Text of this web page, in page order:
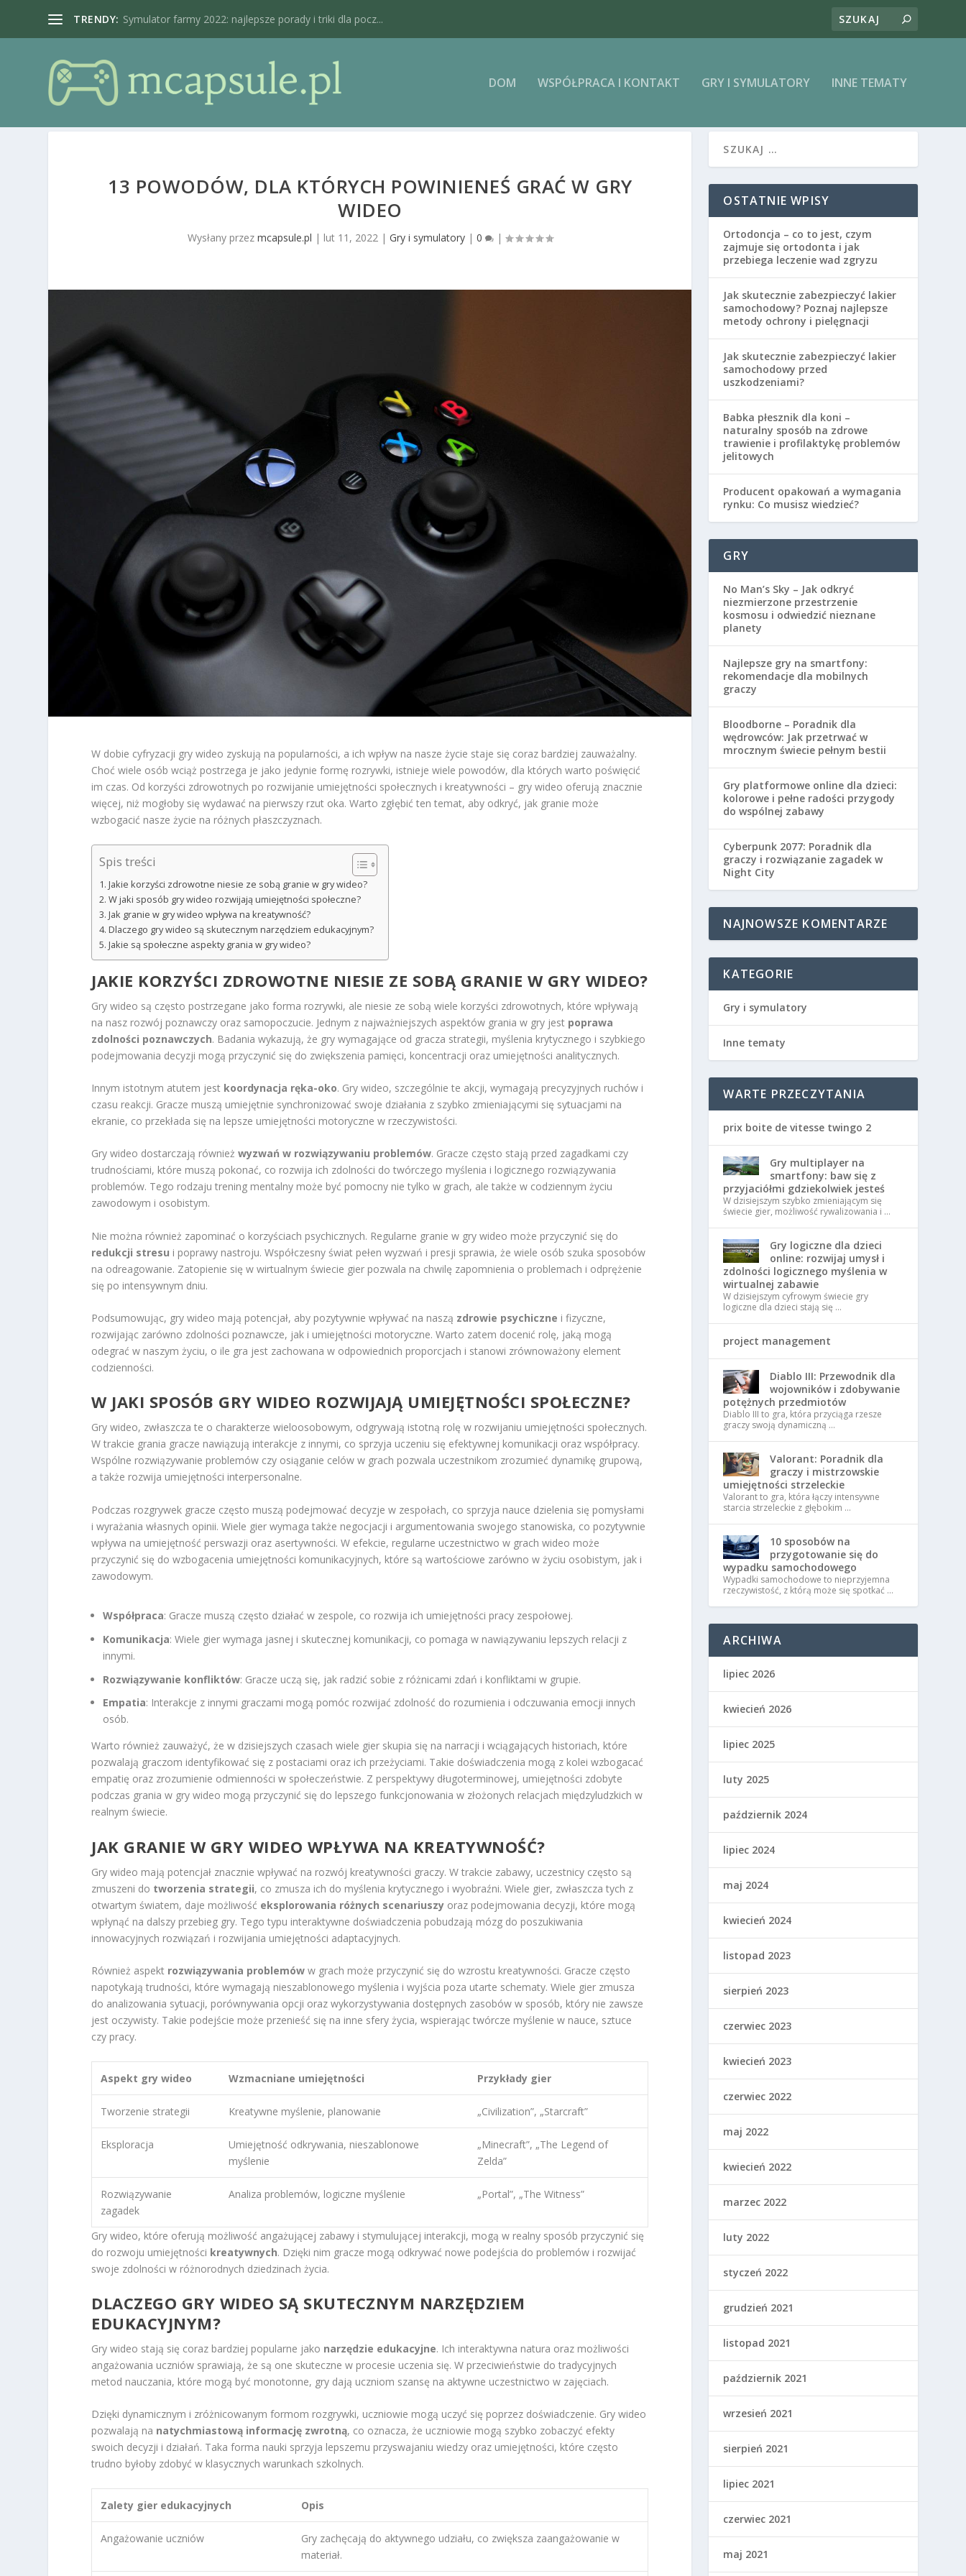
TRENDY: Symulator farmy 2022: najlepsze porady i triki dla pocz...
DOM WSPÓŁPRACA I KONTAKT GRY I SYMULATORY INNE TEMATY
13 POWODÓW, DLA KTÓRYCH POWINIENEŚ GRAĆ W GRY
WIDEO
Wysłany przez mcapsule.pl | lut 11, 2022 | Gry i symulatory| 0 |
W dobie cyfryzacji gry wideo zyskują na popularności, a ich wpływ na nasze życie staje się coraz bardziej zauważalny.
Choć wiele osób wciąż postrzega je jako jedynie formę rozrywki, istnieje wiele powodów, dla których warto poświęcić
im czas. Od korzyści zdrowotnych po rozwijanie umiejętności społecznych i kreatywności – gry wideo oferują znacznie
więcej, niż mogłoby się wydawać na pierwszy rzut oka. Warto zgłębić ten temat, aby odkryć, jak granie może
wzbogacić nasze życie na różnych płaszczyznach.
Spis treści
Jakie korzyści zdrowotne niesie ze sobą granie w gry wideo?
W jaki sposób gry wideo rozwijają umiejętności społeczne?
Jak granie w gry wideo wpływa na kreatywność?
Dlaczego gry wideo są skutecznym narzędziem edukacyjnym?
Jakie są społeczne aspekty grania w gry wideo?
JAKIE KORZYŚCI ZDROWOTNE NIESIE ZE SOBĄ GRANIE W GRY WIDEO?
Gry wideo są często postrzegane jako forma rozrywki, ale niesie ze sobą wiele korzyści zdrowotnych, które wpływają
na nasz rozwój poznawczy oraz samopoczucie. Jednym z najważniejszych aspektów grania w gry jest poprawa
zdolności poznawczych. Badania wykazują, że gry wymagające od gracza strategii, myślenia krytycznego i szybkiego
podejmowania decyzji mogą przyczynić się do zwiększenia pamięci, koncentracji oraz umiejętności analitycznych.
Innym istotnym atutem jest koordynacja ręka-oko. Gry wideo, szczególnie te akcji, wymagają precyzyjnych ruchów i
czasu reakcji. Gracze muszą umiejętnie synchronizować swoje działania z szybko zmieniającymi się sytuacjami na
ekranie, co przekłada się na lepsze umiejętności motoryczne w rzeczywistości.
Gry wideo dostarczają równieżwyzwań w rozwiązywaniu problemów. Gracze często stają przed zagadkami czy
trudnościami, które muszą pokonać, co rozwija ich zdolności do twórczego myślenia i logicznego rozwiązywania
problemów. Tego rodzaju trening mentalny może być pomocny nie tylko w grach, ale także w codziennym życiu
zawodowym i osobistym.
Nie można również zapominać o korzyściach psychicznych. Regularne granie w gry wideo może przyczynić się do
redukcji stresu i poprawy nastroju. Współczesny świat pełen wyzwań i presji sprawia, że wiele osób szuka sposobów
na odreagowanie. Zatopienie się w wirtualnym świecie gier pozwala na chwilę zapomnienia o problemach i odprężenie
się po intensywnym dniu.
Podsumowując, gry wideo mają potencjał, aby pozytywnie wpływać na naszą zdrowie psychiczne i fizyczne,
rozwijając zarówno zdolności poznawcze, jak i umiejętności motoryczne. Warto zatem docenić rolę, jaką mogą
odegrać w naszym życiu, o ile gra jest zachowana w odpowiednich proporcjach i stanowi zrównoważony element
codzienności.
W JAKI SPOSÓB GRY WIDEO ROZWIJAJĄ UMIEJĘTNOŚCI SPOŁECZNE?
Gry wideo, zwłaszcza te o charakterze wieloosobowym, odgrywają istotną rolę w rozwijaniu umiejętności społecznych.
W trakcie grania gracze nawiązują interakcje z innymi, co sprzyja uczeniu się efektywnej komunikacji oraz współpracy.
Wspólne rozwiązywanie problemów czy osiąganie celów w grach pozwala uczestnikom zrozumieć dynamikę grupową,
a także rozwija umiejętności interpersonalne.
Podczas rozgrywek gracze często muszą podejmować decyzje w zespołach, co sprzyja nauce dzielenia się pomysłami
i wyrażania własnych opinii. Wiele gier wymaga także negocjacji i argumentowania swojego stanowiska, co pozytywnie
wpływa na umiejętność perswazji oraz asertywności. W efekcie, regularne uczestnictwo w grach wideo może
przyczynić się do wzbogacenia umiejętności komunikacyjnych, które są wartościowe zarówno w życiu osobistym, jak i
zawodowym.
Współpraca: Gracze muszą często działać w zespole, co rozwija ich umiejętności pracy zespołowej.
Komunikacja: Wiele gier wymaga jasnej i skutecznej komunikacji, co pomaga w nawiązywaniu lepszych relacji z
innymi.
Rozwiązywanie konfliktów: Gracze uczą się, jak radzić sobie z różnicami zdań i konfliktami w grupie.
Empatia: Interakcje z innymi graczami mogą pomóc rozwijać zdolność do rozumienia i odczuwania emocji innych
osób.
Warto również zauważyć, że w dzisiejszych czasach wiele gier skupia się na narracji i wciągających historiach, które
pozwalają graczom identyfikować się z postaciami oraz ich przeżyciami. Takie doświadczenia mogą z kolei wzbogacać
empatię oraz zrozumienie odmienności w społeczeństwie. Z perspektywy długoterminowej, umiejętności zdobyte
podczas grania w gry wideo mogą przyczynić się do lepszego funkcjonowania w złożonych relacjach międzyludzkich w
realnym świecie.
JAK GRANIE W GRY WIDEO WPŁYWA NA KREATYWNOŚĆ?
Gry wideo mają potencjał znacznie wpływać na rozwój kreatywności graczy. W trakcie zabawy, uczestnicy często są
zmuszeni do tworzenia strategii, co zmusza ich do myślenia krytycznego i wyobraźni. Wiele gier, zwłaszcza tych z
otwartym światem, daje możliwość eksplorowania różnych scenariuszy oraz podejmowania decyzji, które mogą
wpłynąć na dalszy przebieg gry. Tego typu interaktywne doświadczenia pobudzają mózg do poszukiwania
innowacyjnych rozwiązań i rozwijania umiejętności adaptacyjnych.
Również aspekt rozwiązywania problemów w grach może przyczynić się do wzrostu kreatywności. Gracze często
napotykają trudności, które wymagają nieszablonowego myślenia i wyjścia poza utarte schematy. Wiele gier zmusza
do analizowania sytuacji, porównywania opcji oraz wykorzystywania dostępnych zasobów w sposób, który nie zawsze
jest oczywisty. Takie podejście może przenieść się na inne sfery życia, wspierając twórcze myślenie w nauce, sztuce
czy pracy.
Aspekt gry wideo Wzmacniane umiejętności Przykłady gier
Tworzenie strategii Kreatywne myślenie, planowanie „Civilization”, „Starcraft”
Eksploracja
Umiejętność odkrywania, nieszablonowe
myślenie
„Minecraft”, „The Legend of
Zelda”
Rozwiązywanie
zagadek
Analiza problemów, logiczne myślenie „Portal”, „The Witness”
Gry wideo, które oferują możliwość angażującej zabawy i stymulującej interakcji, mogą w realny sposób przyczynić się
do rozwoju umiejętności kreatywnych. Dzięki nim gracze mogą odkrywać nowe podejścia do problemów i rozwijać
swoje zdolności w różnorodnych dziedzinach życia.
DLACZEGO GRY WIDEO SĄ SKUTECZNYM NARZĘDZIEM
EDUKACYJNYM?
Gry wideo stają się coraz bardziej popularne jako narzędzie edukacyjne. Ich interaktywna natura oraz możliwości
angażowania uczniów sprawiają, że są one skuteczne w procesie uczenia się. W przeciwieństwie do tradycyjnych
metod nauczania, które mogą być monotonne, gry dają uczniom szansę na aktywne uczestnictwo w zajęciach.
Dzięki dynamicznym i zróżnicowanym formom rozgrywki, uczniowie mogą uczyć się poprzez doświadczenie. Gry wideo
pozwalają na natychmiastową informację zwrotną, co oznacza, że uczniowie mogą szybko zobaczyć efekty
swoich decyzji i działań. Taka forma nauki sprzyja lepszemu przyswajaniu wiedzy oraz umiejętności, które często
trudno byłoby zdobyć w klasycznych warunkach szkolnych.
Zalety gier edukacyjnych Opis
Angażowanie uczniów
Gry zachęcają do aktywnego udziału, co zwiększa zaangażowanie w
materiał.
OSTATNIE WPISY
Ortodoncja – co to jest, czym
zajmuje się ortodonta i jak
przebiega leczenie wad zgryzu
Jak skutecznie zabezpieczyć lakier
samochodowy? Poznaj najlepsze
metody ochrony i pielęgnacji
Jak skutecznie zabezpieczyć lakier
samochodowy przed
uszkodzeniami?
Babka płesznik dla koni –
naturalny sposób na zdrowe
trawienie i profilaktykę problemów
jelitowych
Producent opakowań a wymagania
rynku: Co musisz wiedzieć?
GRY
No Man’s Sky – Jak odkryć
niezmierzone przestrzenie
kosmosu i odwiedzić nieznane
planety
Najlepsze gry na smartfony:
rekomendacje dla mobilnych
graczy
Bloodborne – Poradnik dla
wędrowców: Jak przetrwać w
mrocznym świecie pełnym bestii
Gry platformowe online dla dzieci:
kolorowe i pełne radości przygody
do wspólnej zabawy
Cyberpunk 2077: Poradnik dla
graczy i rozwiązanie zagadek w
Night City
NAJNOWSZE KOMENTARZE
KATEGORIE
Gry i symulatory
Inne tematy
WARTE PRZECZYTANIA
prix boite de vitesse twingo 2
Gry multiplayer na
smartfony: baw się z
przyjaciółmi gdziekolwiek jesteś
W dzisiejszym szybko zmieniającym się
świecie gier, możliwość rywalizowania i …
Gry logiczne dla dzieci
online: rozwijaj umysł i
zdolności logicznego myślenia w
wirtualnej zabawie
W dzisiejszym cyfrowym świecie gry
logiczne dla dzieci stają się …
project management
Diablo III: Przewodnik dla
wojowników i zdobywanie
potężnych przedmiotów
Diablo III to gra, która przyciąga rzesze
graczy swoją dynamiczną …
Valorant: Poradnik dla
graczy i mistrzowskie
umiejętności strzeleckie
Valorant to gra, która łączy intensywne
starcia strzeleckie z głębokim …
10 sposobów na
przygotowanie się do
wypadku samochodowego
Wypadki samochodowe to nieprzyjemna
rzeczywistość, z którą może się spotkać …
ARCHIWA
lipiec 2026
kwiecień 2026
lipiec 2025
luty 2025
październik 2024
lipiec 2024
maj 2024
kwiecień 2024
listopad 2023
sierpień 2023
czerwiec 2023
kwiecień 2023
czerwiec 2022
maj 2022
kwiecień 2022
marzec 2022
luty 2022
styczeń 2022
grudzień 2021
listopad 2021
październik 2021
wrzesień 2021
sierpień 2021
lipiec 2021
czerwiec 2021
maj 2021